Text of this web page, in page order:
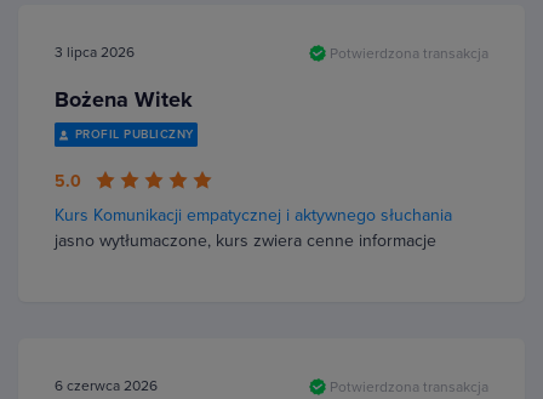
3 lipca 2026 Potwierdzona transakcja
Bożena Witek
PROFIL PUBLICZNY
5.0
Kurs Komunikacji empatycznej i aktywnego słuchania
jasno wytłumaczone, kurs zwiera cenne informacje
6 czerwca 2026 Potwierdzona transakcja